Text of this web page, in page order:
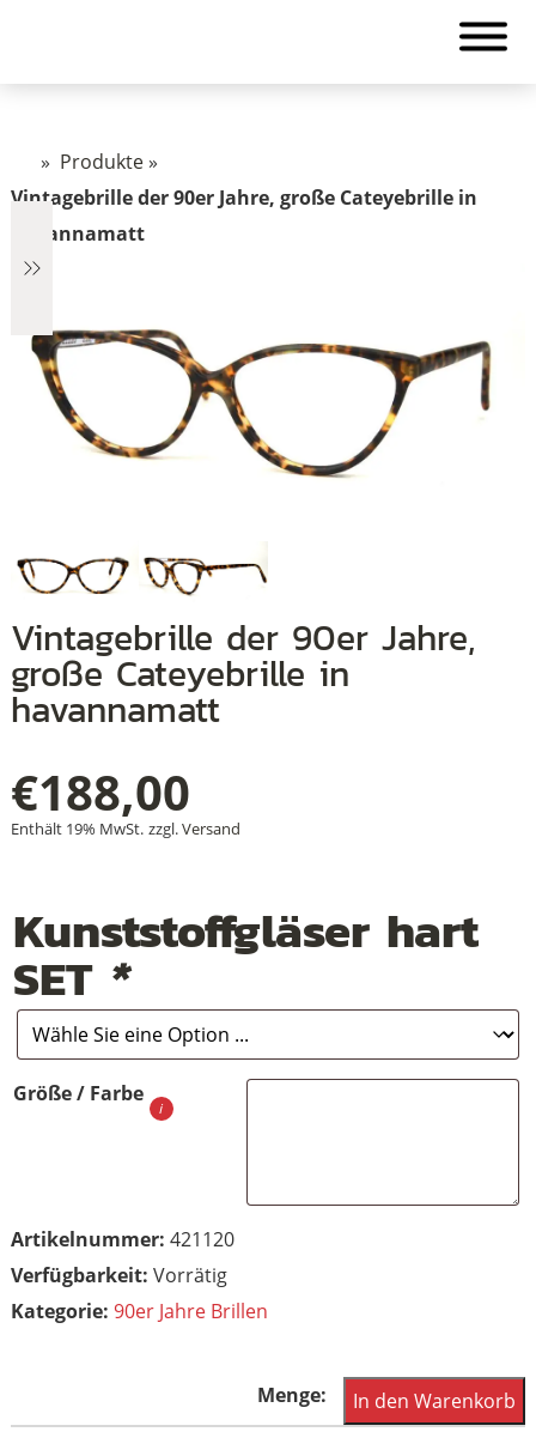
» Produkte»
Vintagebrille der 90er Jahre, große Cateyebrille in
havannamatt
Vintagebrille der 90er Jahre,
große Cateyebrille in
havannamatt
€188,00
Enthält 19% MwSt. zzgl.Versand
Kunststoffgläser hart
SET *
Größe / Farbe
Artikelnummer: 421120
Vorrätig
Kategorie: 90er Jahre Brillen
Vintagebrille
der
In den Warenkorb
+
+